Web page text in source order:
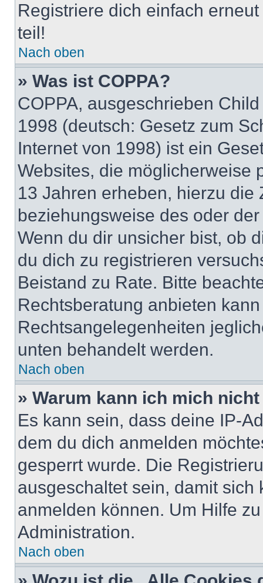
Registriere dich einfach
teil!
Nach oben
» Was ist COPPA?
COPPA, ausgeschrieben
1998 (deutsch: Gesetz zum
Internet von 1998) ist ein
Websites, die möglicherweise
13 Jahren erheben, hierzu die
beziehungsweise des oder
Wenn du dir unsicher bist, ob
du dich zu registrieren
Beistand zu Rate. Bitte
Rechtsberatung anbieten
Rechtsangelegenheiten
unten behandelt werden.
Nach oben
» Warum kann ich mich
Es kann sein, dass deine IP-
dem du dich anmelden
gesperrt wurde. Die
ausgeschaltet sein, damit
anmelden können. Um Hilfe
Administration.
Nach oben